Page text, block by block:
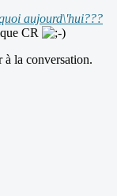
aujourd\'hui???
CR
à la conversation.